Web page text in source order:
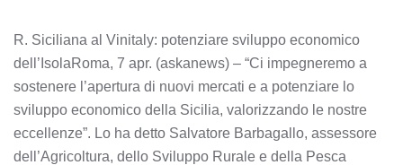
R. Siciliana al Vinitaly: potenziare sviluppo economico
dell’IsolaRoma, 7 apr. (askanews) – “Ci impegneremo a
sostenere l’apertura di nuovi mercati e a potenziare lo
sviluppo economico della Sicilia, valorizzando le nostre
eccellenze”. Lo ha detto Salvatore Barbagallo, assessore
dell’Agricoltura, dello Sviluppo Rurale e della Pesca